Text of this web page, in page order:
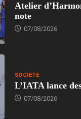
Atelier
note
07/08/2026
SOCIÉTÉ
L’IATA lance
07/08/2026